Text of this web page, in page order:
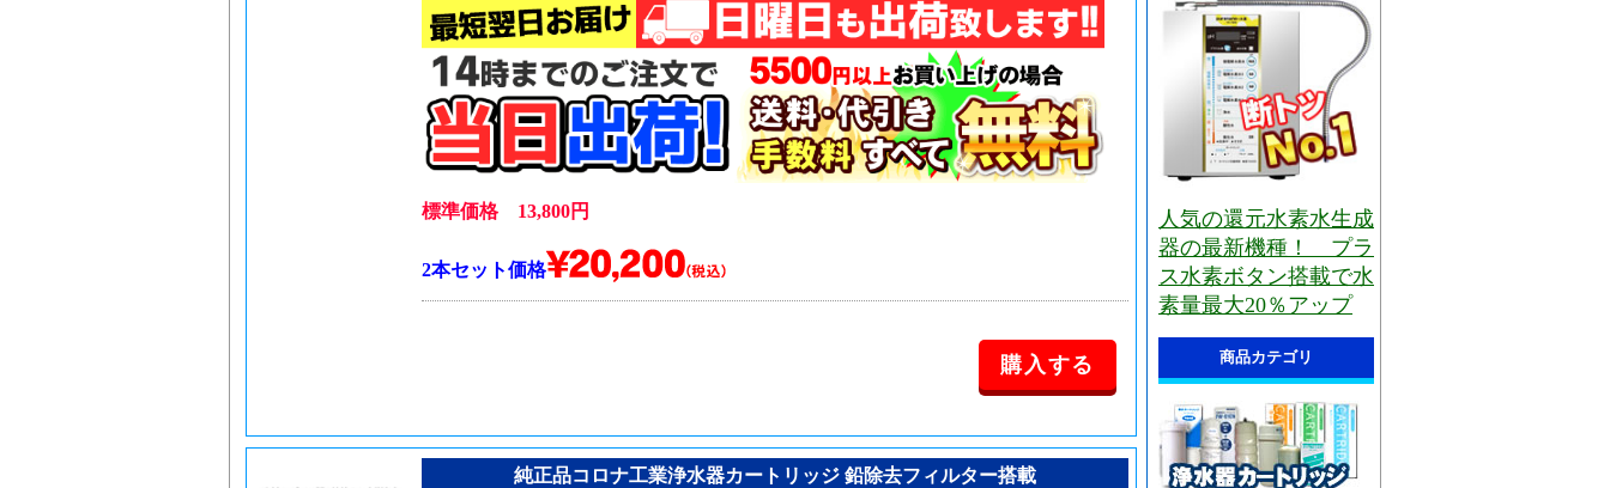
標準価格 13,800円
2本セット価格
純正品コロナ工業浄水器カートリッジ 鉛除去フィルター搭載
人気の還元水素水生成
器の最新機種！ プラ
ス水素ボタン搭載で水
素量最大20％アップ
商品カテゴリ